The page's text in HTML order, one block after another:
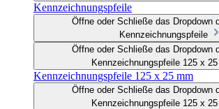
Kennzeichnungspfeile
Öffne oder Schließe das Dropdown
Kennzeichnungspfeile
Öffne oder Schließe das Dropdown
Kennzeichnungspfeile 125 x
Kennzeichnungspfeile 125 x 25 mm
Öffne oder Schließe das Dropdown
Kennzeichnungspfeile 125 x